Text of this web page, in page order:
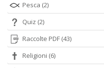
Pesca (2)
Quiz (2)
Raccolte PDF (43)
Religioni (6)